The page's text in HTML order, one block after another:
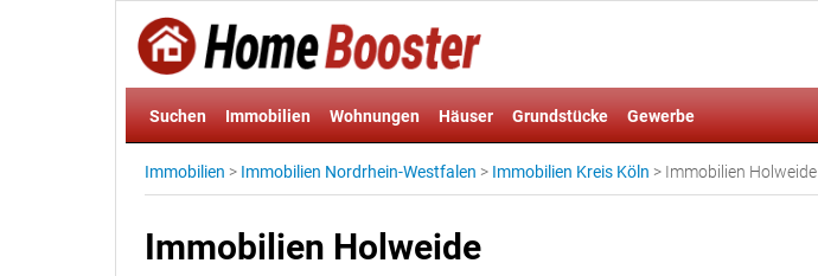
Suchen Immobilien Wohnungen Häuser Grundstücke Gewerbe
Immobilien > Immobilien Nordrhein-Westfalen > Immobilien Kreis Köln > Immobilien Holweide
Immobilien Holweide